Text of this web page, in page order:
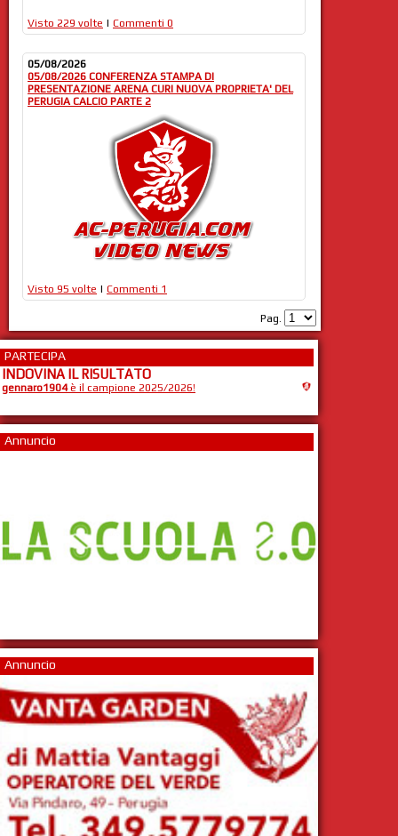
Visto 229 volte | Commenti 0
05/08/2026
05/08/2026 CONFERENZA STAMPA DI
PRESENTAZIONE ARENA CURI NUOVA PROPRIETA' DEL
PERUGIA CALCIO PARTE 2
Visto 95 volte | Commenti 1
Pag.
PARTECIPA
INDOVINA IL RISULTATO
gennaro1904è il campione 2025/2026!
Annuncio
Annuncio